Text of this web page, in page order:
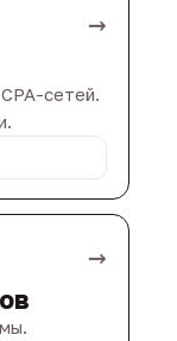
→
сетей.
→